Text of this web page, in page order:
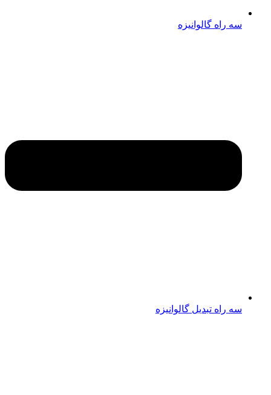
سه راه گالوانیزه
سه راه تبدیل گالوانیزه